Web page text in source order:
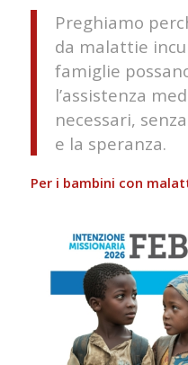
Preghiamo
da malattie
famiglie
l’assistenza
necessari,
e la speranza.
Per i bambini con